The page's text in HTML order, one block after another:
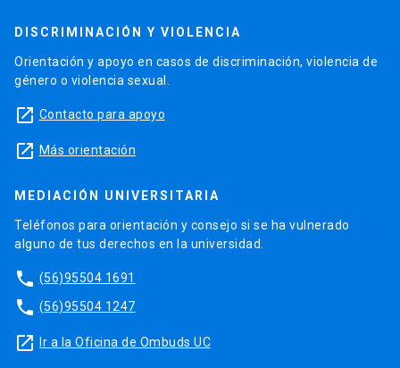
DISCRIMINACIÓN Y VIOLENCIA
Orientación y apoyo en casos de discriminación, violencia de
género o violencia sexual.
launch Contacto para apoyo
launch Más orientación
MEDIACIÓN UNIVERSITARIA
Teléfonos para orientación y consejo si se ha vulnerado
alguno de tus derechos en la universidad.
phone (56)95504 1691
phone (56)95504 1247
launch Ir a la Oficina de Ombuds UC